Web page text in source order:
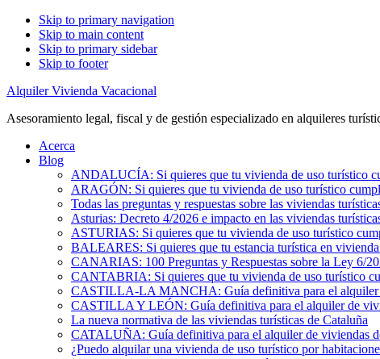
Skip to primary navigation
Skip to main content
Skip to primary sidebar
Skip to footer
Alquiler Vivienda Vacacional
Asesoramiento legal, fiscal y de gestión especializado en alquileres
Acerca
Blog
ANDALUCÍA: Si quieres que tu vivienda de uso turístico
ARAGÓN: Si quieres que tu vivienda de uso turístico
Todas las preguntas y respuestas sobre las viviendas
Asturias: Decreto 4/2026 e impacto en las viviendas
ASTURIAS: Si quieres que tu vivienda de uso turístico
BALEARES: Si quieres que tu estancia turística en
CANARIAS: 100 Preguntas y Respuestas sobre la Ley 6/
CANTABRIA: Si quieres que tu vivienda de uso turístico
CASTILLA-LA MANCHA: Guía definitiva para el alquiler
CASTILLA Y LEÓN: Guía definitiva para el alquiler de
La nueva normativa de las viviendas turísticas de Cataluña
CATALUÑA: Guía definitiva para el alquiler de viviendas
¿Puedo alquilar una vivienda de uso turístico por